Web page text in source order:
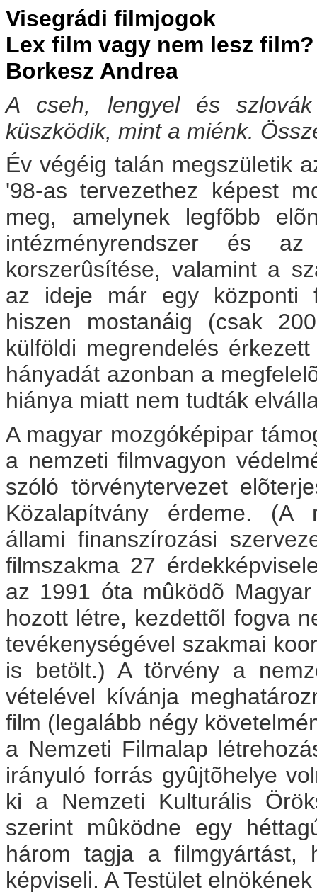
Visegrádi filmjogok
Lex film vagy nem lesz film?
Borkesz Andrea
A cseh, lengyel és szlovák
küszködik, mint a miénk.
Év végéig talán megszületik
'98-as tervezethez képest
meg, amelynek legfõbb
intézményrendszer és
korszerûsítése, valamint a
az ideje már egy központi
hiszen mostanáig (csak
külföldi megrendelés
hányadát azonban a
hiánya miatt nem tudták
A magyar mozgóképipar
a nemzeti filmvagyon
szóló törvénytervezet
Közalapítvány érdeme. (A
állami finanszírozási
filmszakma 27
az 1991 óta mûködõ
hozott létre, kezdettõl fogva
tevékenységével szakmai
is betölt.) A törvény a
vételével kívánja
film (legalább négy
a Nemzeti Filmalap
irányuló forrás gyûjtõhelye
ki a Nemzeti Kulturális
szerint mûködne egy
három tagja a filmgyártást,
képviseli. A Testület